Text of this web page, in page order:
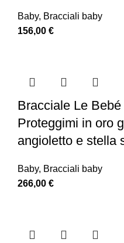
Baby, Bracciali baby
156,00 €
Bracciale Le
Proteggimi in oro
angioletto e stella
Baby, Bracciali baby
266,00 €